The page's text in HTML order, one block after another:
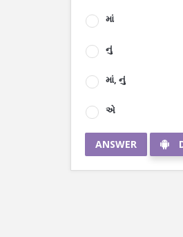
માં
નું
માં, નું
એ
ANSWER